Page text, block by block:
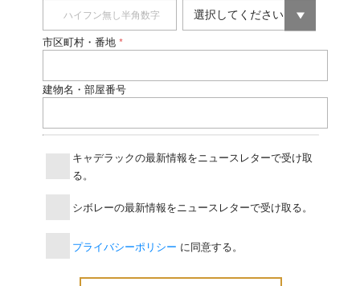
市区町村・番地 *
建物名・部屋番号
キャデラックの最新情報をニュースレターで受け取
る。
シボレーの最新情報をニュースレターで受け取る。
プライバシーポリシー に同意する。